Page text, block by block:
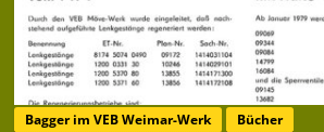
Bagger im VEB Weimar-Werk Bücher